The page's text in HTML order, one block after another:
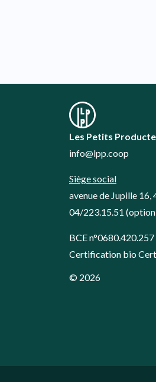
Les Petits
info@lpp.coop
Siège social
avenue de Jupille 16,
04/223.15.51
BCE n°0680.420.257
Certification bio
© 2026